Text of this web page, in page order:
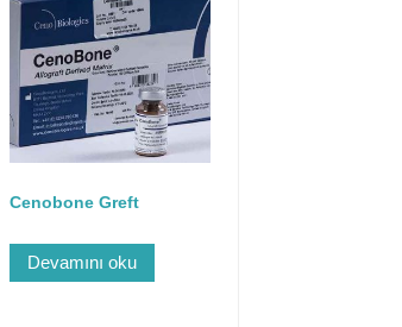
Cenobone Greft
Devamını oku